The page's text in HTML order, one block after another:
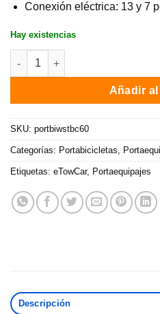
Conexión eléctrica: 13 y 7
Hay existencias
Portabicicletas Westfalia
Añadir
SKU: portbiwstbc60
Categorías: Portabicicletas
Etiquetas: eTowCar, Portaequipajes
Descripción